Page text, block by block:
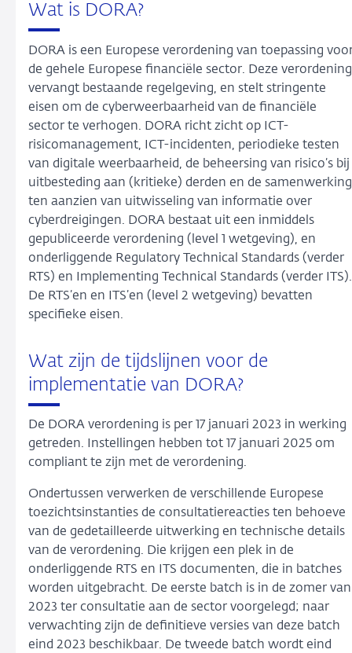
Wat is DORA?
DORA is een Europese verordening van toepassing
de gehele Europese financiële sector. Deze verordening
vervangt bestaande regelgeving, en stelt stringente
eisen om de cyberweerbaarheid van de financiële
sector te verhogen. DORA richt zicht op ICT-
risicomanagement, ICT-incidenten, periodieke testen
van digitale weerbaarheid, de beheersing van risico’s bij
uitbesteding aan (kritieke) derden en de samenwerking
ten aanzien van uitwisseling van informatie over
cyberdreigingen. DORA bestaat uit een inmiddels
gepubliceerde verordening (level 1 wetgeving), en
onderliggende Regulatory Technical Standards (verder
RTS) en Implementing Technical Standards (verder ITS).
De RTS’en en ITS’en (level 2 wetgeving) bevatten
specifieke eisen.
Wat zijn de tijdslijnen voor de
implementatie van DORA?
De DORA verordening is per 17 januari 2023 in werking
getreden. Instellingen hebben tot 17 januari 2025 om
compliant te zijn met de verordening.
Ondertussen verwerken de verschillende Europese
toezichtsinstanties de consultatiereacties ten behoeve
van de gedetailleerde uitwerking en technische details
van de verordening. Die krijgen een plek in de
onderliggende RTS en ITS documenten, die in batches
worden uitgebracht. De eerste batch is in de zomer van
2023 ter consultatie aan de sector voorgelegd; naar
verwachting zijn de definitieve versies van deze batch
eind 2023 beschikbaar. De tweede batch wordt eind